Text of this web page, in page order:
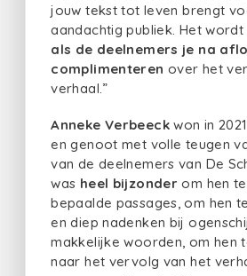
jouw tekst tot leven brengt
aandachtig publiek. Het wordt
als de deelnemers je na
complimenteren over het
verhaal.”
Anneke Verbeeckwon in
en genoot met volle teugen
van de deelnemers van De
was heel bijzonder om hen
bepaalde passages, om hen
en diep nadenken bij
makkelijke woorden, om hen
naar het vervolg van het